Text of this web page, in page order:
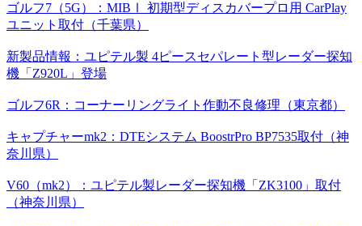
ゴルフ7（5G）：MIBⅠ 初期型ディスカバープロ用 CarPlay
ユニット取付（千葉県）
新製品情報：ユピテル製 4ピースセパレート型レーダー探知
機「Z920L」登場
ゴルフ6R：コーナーリングライト作動不良修理（東京都）
キャプチャーmk2：DTEシステム BoostrPro BP7535取付（神
奈川県）
V60（mk2）：ユピテル製レーダー探知機「ZK3100」取付
（神奈川県）